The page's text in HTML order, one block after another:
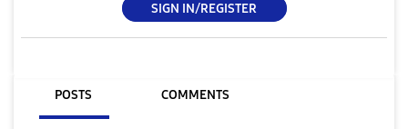
SIGN IN/REGISTER
POSTS COMMENTS